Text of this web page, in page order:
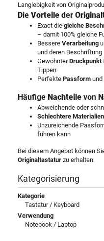
Langlebigkeit von
Die Vorteile der
Exact die gleiche
– damit 100% gleiche
Bessere Verarbeitung
und deren Beschriftung
GewohnterDruckpunkt
Tippen
Perfekte Passform und
Häufige Nachteile von
Abweichende oder
Schlechtere Materialien
Unzureichende
führen kann
Bei diesem Angebot können
Originaltastatur zu erhalten.
Kategorisierung
Kategorie
Tastatur / Keyboard
Verwendung
Notebook / Laptop